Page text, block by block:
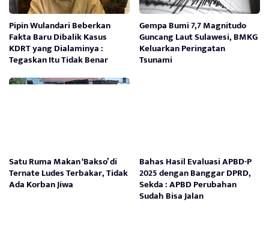
Pipin Wulandari Beberkan
Fakta Baru Dibalik Kasus
KDRT yang Dialaminya :
Tegaskan Itu Tidak Benar
Gempa Bumi 7,7 Magnitudo
Guncang Laut Sulawesi, BMKG
Keluarkan Peringatan
Tsunami
Satu Ruma Makan ‘Bakso’ di
Ternate Ludes Terbakar, Tidak
Ada Korban Jiwa
Bahas Hasil Evaluasi APBD-P
2025 dengan Banggar DPRD,
Sekda : APBD Perubahan
Sudah Bisa Jalan